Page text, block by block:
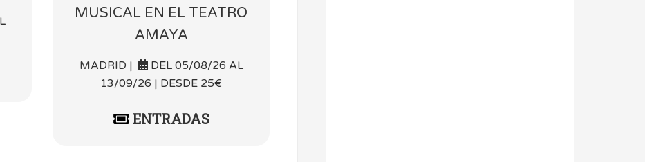
MUSICAL EN EL TEATRO
AMAYA
MADRID |
DEL 05/08/26 AL
13/09/26 | DESDE 25€
ENTRADAS